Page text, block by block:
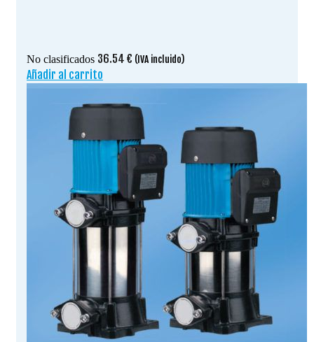
No clasificados 36.54 € (IVA incluido)
Añadir al carrito